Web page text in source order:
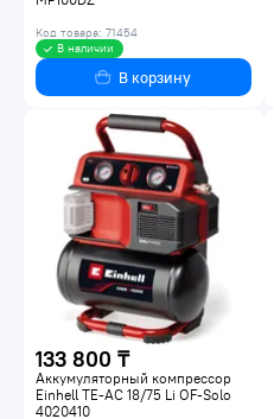
Код товара: 71454
В наличии
В корзину
133 800 ₸
Аккумуляторный компрессор
Einhell TE-AC 18/75 Li OF-Solo
4020410